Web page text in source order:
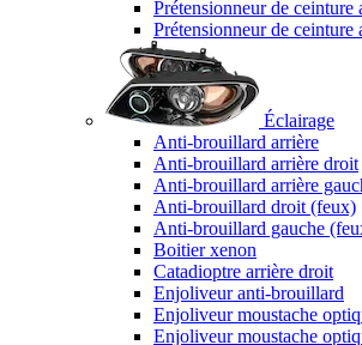
Prétensionneur de ceinture
Prétensionneur de ceinture
Éclairage
Anti-brouillard arrière
Anti-brouillard arrière droit
Anti-brouillard arrière
Anti-brouillard droit (feux)
Anti-brouillard gauche
Boitier xenon
Catadioptre arrière droit
Enjoliveur anti-brouillard
Enjoliveur moustache
Enjoliveur moustache